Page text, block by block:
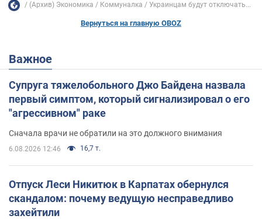
(Архив) Экономика Коммуналка Украинцам будут отключать...
Вернуться на главную OBOZ
Важное
Супруга тяжелобольного Джо Байдена назвала
первый симптом, который сигнализировал о его
"агрессивном" раке
Сначала врачи не обратили на это должного внимания
6.08.2026 12:46 16,7 т.
Отпуск Леси Никитюк в Карпатах обернулся
скандалом: почему ведущую несправедливо
захейтили